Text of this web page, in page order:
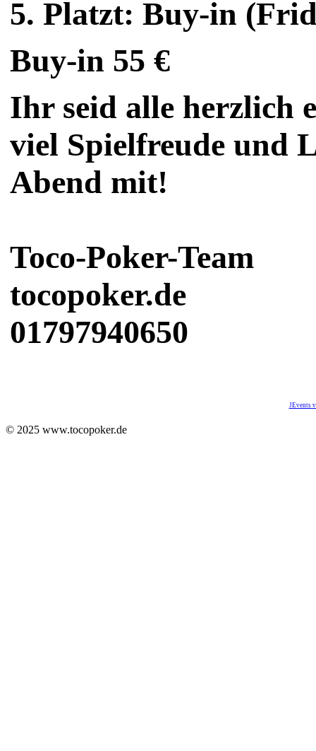
5. Platzt: Buy-in
Buy-in 55 €
Ihr seid alle herzlich
viel Spielfreude und
Abend mit!
Toco-Poker-Team
tocopoker.de
01797940650
JEvents
© 2025 www.tocopoker.de